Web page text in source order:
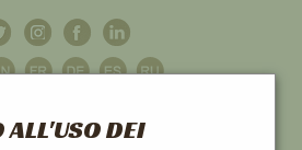
ALL'USO DEI